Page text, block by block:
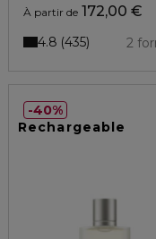
À partir de 172,00 €
2
4.8 435
Rechargeable
40%